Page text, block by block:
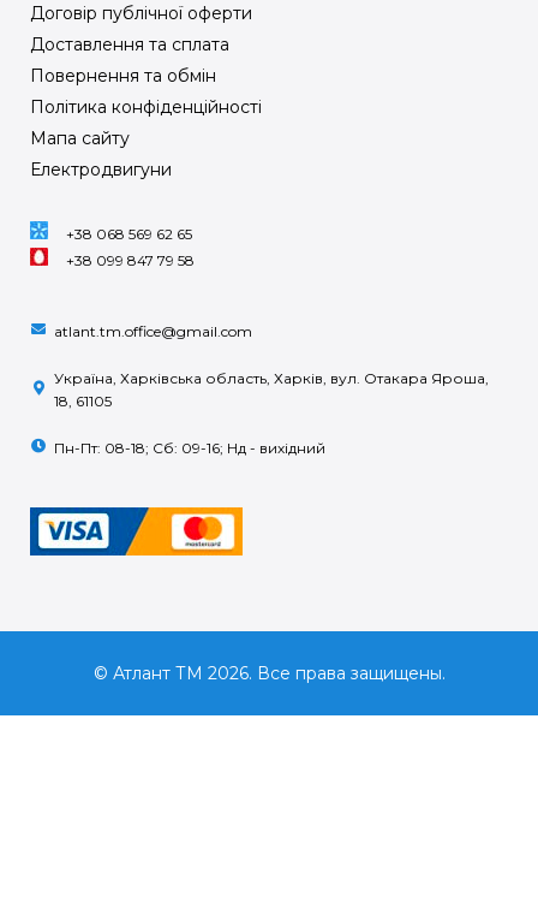
Договір публічної оферти
Доставлення та сплата
Повернення та обмін
Політика конфіденційності
Мапа сайту
Електродвигуни
+38 068 569 62 65
+38 099 847 79 58
atlant.tm.office@gmail.com
Україна, Харківська область, Харків, вул. Отакара Яроша,
18, 61105
Пн-Пт: 08-18; Сб: 09-16; Нд - вихідний
© Атлант ТМ 2026. Все права защищены.